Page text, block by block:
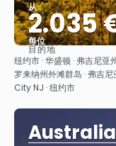
从
2.035
每位
目的地
纽约市 · 华盛顿 · 弗吉尼
罗来纳州外滩群岛 · 弗吉
City NJ · 纽约市
Australia